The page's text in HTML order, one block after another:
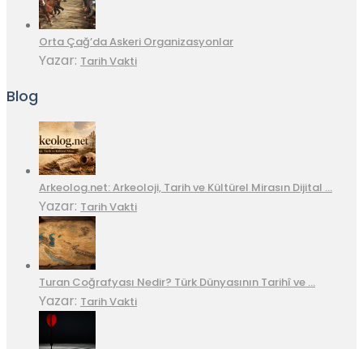
Orta Çağ’da Askeri Organizasyonlar
Yazar: Tarih Vakti
Blog
Arkeolog.net: Arkeoloji, Tarih ve Kültürel Mirasın Dijital …
Yazar: Tarih Vakti
Turan Coğrafyası Nedir? Türk Dünyasının Tarihî ve …
Yazar: Tarih Vakti